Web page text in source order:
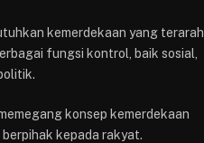
kemerdekaan yang terarah
fungsi kontrol, baik sosial,
konsep kemerdekaan
kepada rakyat.